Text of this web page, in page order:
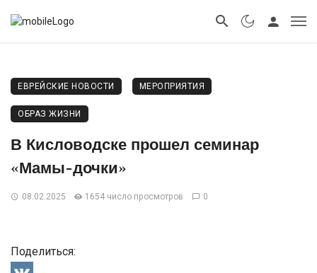
ЕВРЕЙСКИЕ НОВОСТИ МЕРОПРИЯТИЯ
ОБРАЗ ЖИЗНИ
В Кисловодске прошел семинар
«Мамы-дочки»
08.02.2025 1654 число просмотров 0
Поделиться: